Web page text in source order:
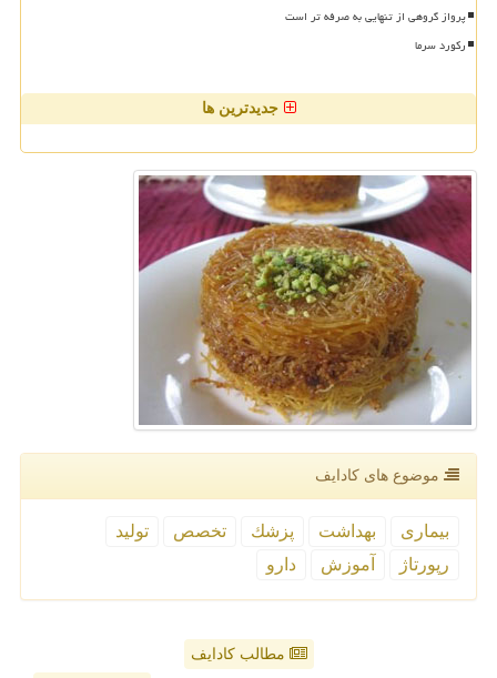
پرواز گروهی از تنهایی به صرفه تر است
رکورد سرما
جدیدترین ها
موضوع های كادایف
بیماری بهداشت پزشك تخصص
تولید
رپورتاژ
آموزش دارو
مطالب کادایف